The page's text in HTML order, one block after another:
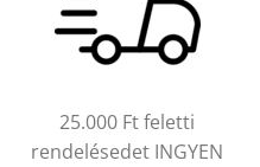
25.000 Ft feletti
rendelésedet INGYEN